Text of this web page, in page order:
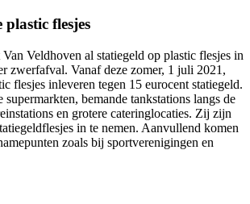
plastic flesjes
Veldhoven al statiegeld op plastic flesjes in
zwerfafval. Vanaf deze zomer, 1 juli 2021,
flesjes inleveren tegen 15 eurocent statiegeld.
bemande tankstations langs de
en grotere cateringlocaties. Zij zijn
in te nemen. Aanvullend komen
zoals bij sportverenigingen en